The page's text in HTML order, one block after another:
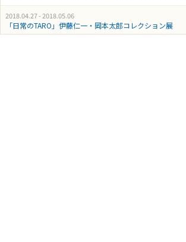
2018.04.27 - 2018.05.06
「日常のTARO」伊藤仁一・岡本太郎コレクション展